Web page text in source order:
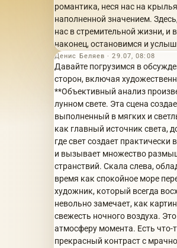
романтика, неся нас на
наполненной значением.
нас в стремительной жизни, и
наконец, остановимся и
Денис Беляев · 29.07, 08:08
Давайте погрузимся в
сторон, включая
**Объективный анализ
лунном свете. Эта сцена
выполненный в мягких и
как главный источник света,
где свет создает
и вызывает множество
странствий. Скала слева,
время как спокойное море
художник, который всегда
невольно замечает, как
свежесть ночного воздуха.
атмосферу момента. Есть что-
прекрасный контраст с